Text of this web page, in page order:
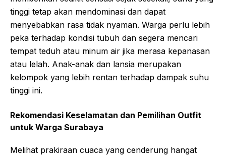
tinggi tetap akan mendominasi dan dapat
menyebabkan rasa tidak nyaman. Warga perlu lebih
peka terhadap kondisi tubuh dan segera mencari
tempat teduh atau minum air jika merasa kepanasan
atau lelah. Anak-anak dan lansia merupakan
kelompok yang lebih rentan terhadap dampak suhu
tinggi ini.
Rekomendasi Keselamatan dan Pemilihan Outfit
untuk Warga Surabaya
Melihat prakiraan cuaca yang cenderung hangat